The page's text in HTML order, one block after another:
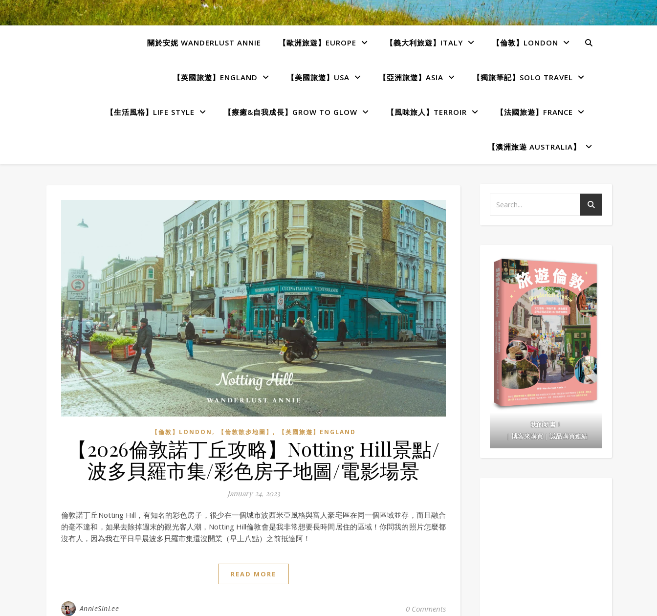
關於安妮 WANDERLUST ANNIE 【歐洲旅遊】EUROPE 【義大利旅遊】ITALY 【倫敦】LONDON
【英國旅遊】ENGLAND 【美國旅遊】USA 【亞洲旅遊】ASIA 【獨旅筆記】SOLO TRAVEL
【生活風格】LIFE STYLE 【療癒&自我成長】GROW TO GLOW 【風味旅人】TERROIR 【法國旅遊】FRANCE
【澳洲旅遊 AUSTRALIA】
【倫敦】LONDON , 【倫敦散步地圖】 , 【英國旅遊】ENGLAND
【2026倫敦諾丁丘攻略】Notting Hill景點/
波多貝羅市集/彩色房子地圖/電影場景
January 24, 2023
倫敦諾丁丘Notting Hill，有知名的彩色房子，很少在一個城市波西米亞風格與富人豪宅區在同一個區域並存，而且融合
的毫不違和，如果去除掉週末的觀光客人潮，Notting Hill倫敦會是我非常想要長時間居住的區域！你問我的照片怎麼都
沒有人，因為我在平日早晨波多貝羅市集還沒開業（早上八點）之前抵達阿！
READ MORE
AnnieSinLee 0 Comments
我的新書！
｜博客來購買｜誠品購買連結